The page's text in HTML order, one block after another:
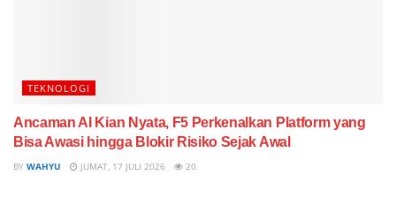
TEKNOLOGI
Ancaman AI Kian Nyata, F5 Perkenalkan Platform yang
Bisa Awasi hingga Blokir Risiko Sejak Awal
BY WAHYU JUMAT, 17 JULI 2026 20